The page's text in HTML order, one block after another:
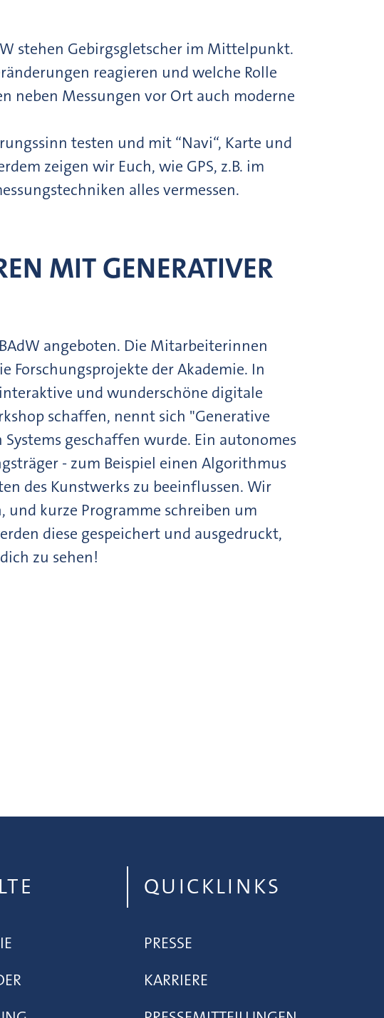
stehen Gebirgsgletscher im Mittelpunkt.
reagieren und welche Rolle
neben Messungen vor Ort auch moderne
testen und mit “Navi“, Karte und
zeigen wir Euch, wie GPS, z.B. im
alles vermessen.
MIT GENERATIVER
angeboten. Die Mitarbeiterinnen
Forschungsprojekte der Akademie. In
und wunderschöne digitale
schaffen, nennt sich "Generative
geschaffen wurde. Ein autonomes
- zum Beispiel einen Algorithmus
des Kunstwerks zu beeinflussen. Wir
kurze Programme schreiben um
diese gespeichert und ausgedruckt,
zu sehen!
QUICKLINKS
PRESSE
KARRIERE